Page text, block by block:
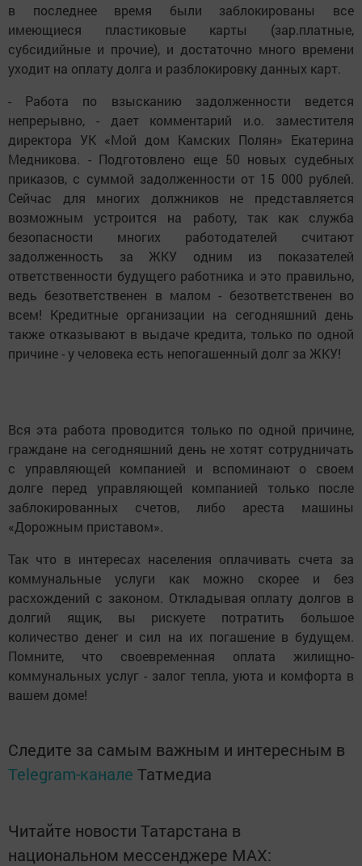
в последнее время были заблокированы все
имеющиеся пластиковые карты (зар.платные,
субсидийные и прочие), и достаточно много времени
уходит на оплату долга и разблокировку данных карт.
- Работа по взысканию задолженности ведется
непрерывно, - дает комментарий и.о. заместителя
директора УК «Мой дом Камских Полян» Екатерина
Медникова. - Подготовлено еще 50 новых судебных
приказов, с суммой задолженности от 15 000 рублей.
Сейчас для многих должников не представляется
возможным устроится на работу, так как служба
безопасности многих работодателей считают
задолженность за ЖКУ одним из показателей
ответственности будущего работника и это правильно,
ведь безответственен в малом - безответственен во
всем! Кредитные организации на сегодняшний день
также отказывают в выдаче кредита, только по одной
причине - у человека есть непогашенный долг за ЖКУ!
Вся эта работа проводится только по одной причине,
граждане на сегодняшний день не хотят сотрудничать
с управляющей компанией и вспоминают о своем
долге перед управляющей компанией только после
заблокированных счетов, либо ареста машины
«Дорожным приставом».
Так что в интересах населения оплачивать счета за
коммунальные услуги как можно скорее и без
расхождений с законом. Откладывая оплату долгов в
долгий ящик, вы рискуете потратить большое
количество денег и сил на их погашение в будущем.
Помните, что своевременная оплата жилищно-
коммунальных услуг - залог тепла, уюта и комфорта в
вашем доме!
Следите за самым важным и интересным в
Telegram-канале Татмедиа
Читайте новости Татарстана в
национальном мессенджере MАХ: